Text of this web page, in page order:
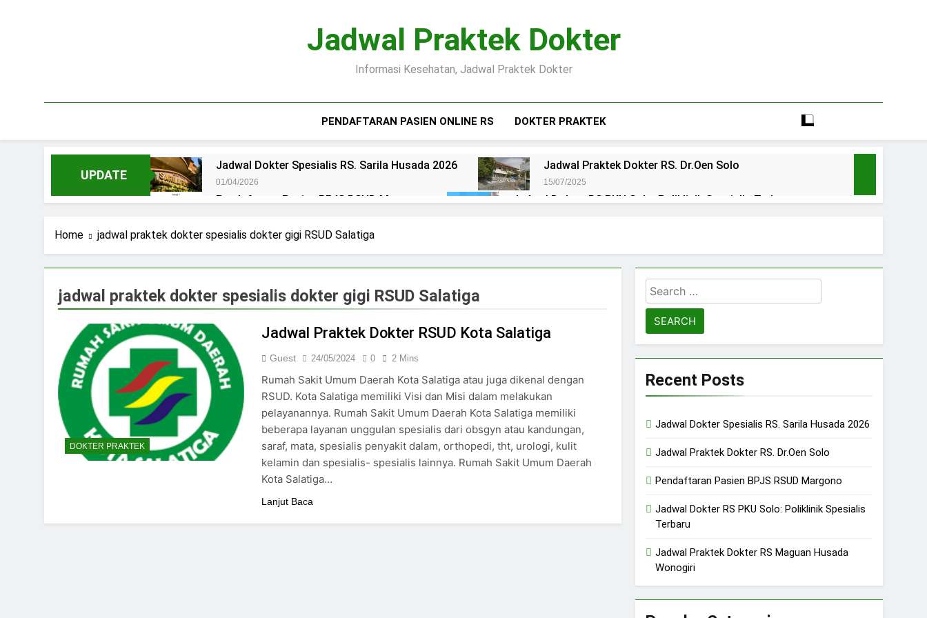
Jadwal Praktek Dokter
Informasi Kesehatan, Jadwal Praktek Dokter
PENDAFTARAN PASIEN ONLINE RS DOKTER PRAKTEK
UPDATE
Jadwal Dokter Spesialis RS. Sarila Husada 2026
01/04/2026
Jadwal Praktek Dokter RS. Dr.Oen Solo
15/07/2025
Pendaftaran Pasien BPJS RSUD Margono Jadwal Dokter RS PKU Solo: Poliklinik Spesialis Terbaru
Jadwal Praktek Dokter RS Maguan Husada Wonogiri
Jadwal Dokter RS. Puri Asih Salatiga 2025 Jadwal Dokter RS Mulia Hati Wonogiri
Pendaftaran Pasien BPJS RSUD Bung Karno Pendaftaran Pasien BPJS RSUD Banyumas
Home jadwal praktek dokter spesialis dokter gigi RSUD Salatiga
jadwal praktek dokter spesialis dokter gigi RSUD Salatiga
DOKTER PRAKTEK
Jadwal Praktek Dokter RSUD Kota Salatiga
Guest 24/05/2024 0 2 Mins
Rumah Sakit Umum Daerah Kota Salatiga atau juga dikenal dengan
RSUD. Kota Salatiga memiliki Visi dan Misi dalam melakukan
pelayanannya. Rumah Sakit Umum Daerah Kota Salatiga memiliki
beberapa layanan unggulan spesialis dari obsgyn atau kandungan,
saraf, mata, spesialis penyakit dalam, orthopedi, tht, urologi, kulit
kelamin dan spesialis- spesialis lainnya. Rumah Sakit Umum Daerah
Kota Salatiga…
Lanjut Baca
Search
for:
Recent Posts
Jadwal Dokter Spesialis RS. Sarila Husada 2026
Jadwal Praktek Dokter RS. Dr.Oen Solo
Pendaftaran Pasien BPJS RSUD Margono
Jadwal Dokter RS PKU Solo: Poliklinik Spesialis
Terbaru
Jadwal Praktek Dokter RS Maguan Husada
Wonogiri